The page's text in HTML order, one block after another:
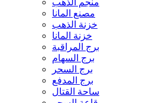
منجم الذهب
مصنع المانا
خزنة الذهب
خزنة المانا
برج المراقبة
برج السهام
برج السحر
برج المدفع
ساحة القتال